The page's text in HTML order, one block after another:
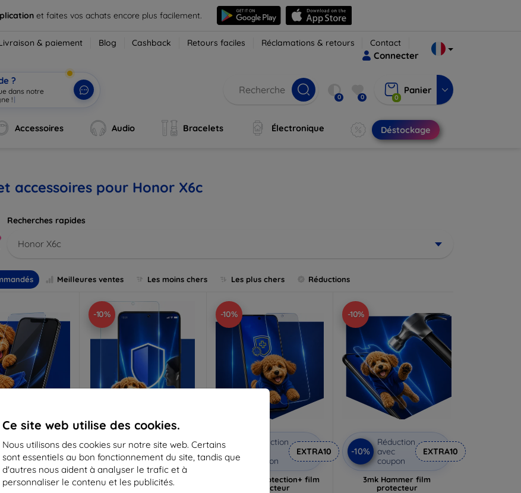
et faites vos achats encore plus facilement.
Ce site web utilise des cookies.
Nous utilisons des cookies sur notre site web. Certains
sont essentiels au bon fonctionnement du site, tandis que
d'autres nous aident à analyser le trafic et à
personnaliser le contenu et les publicités.
& paiement Blog Cashback Retours faciles Réclamations & retours Contact
Connecter
?
dans notre
! | 0 0 0
Panier
Accessoires Audio Bracelets Électronique Déstockage
accessoires pour Honor X6c
Recherches rapides
Honor X6c
Meilleures ventes Les moins chers Les plus chers Réductions
Réduction
avec
coupon
EXTRA10
Shock verre de
protection
-10%
-10%
Réduction
avec
coupon
EXTRA10
3mk Pure Matt Verre de
protection
-10%
-10%
Réduction
coupon
EXTRA10
3mk Silverprotection+ film
protecteur
-10%
-10%
Réduction
avec
coupon
EXTRA10
3mk Hammer film
protecteur